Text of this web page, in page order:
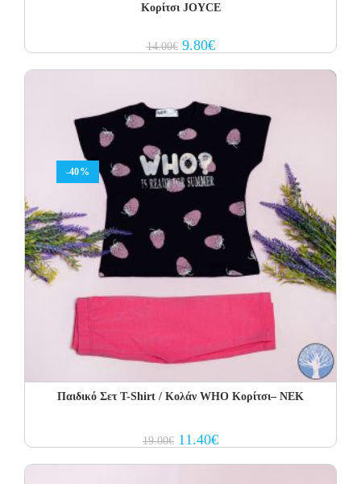
Κορίτσι JOYCE
14.00€ Original
price
9.80€Current
price
-40%
Παιδικό Σετ Τ-Shirt / Κολάν WHO Κορίτσι– NEK
19.00€ Original
price
11.40€Current
price